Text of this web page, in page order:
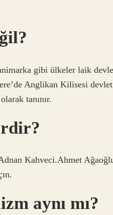
gibi ülkeler laik
Anglikan Kilisesi devlet
tanınır.
Kahveci.Ahmet
aynı mı?